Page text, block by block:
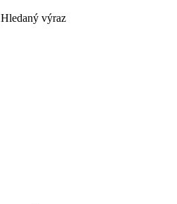
Hledaný výraz